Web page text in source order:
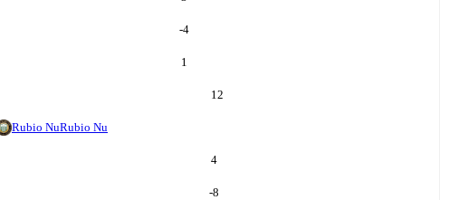
-4
1
12
Rubio NuRubio Nu
4
-8